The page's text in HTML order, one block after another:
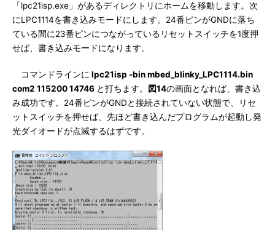
「lpc21isp.exe」があるディレクトリにホームを移動します。次
にLPC1114を書き込みモードにします。24番ピンがGNDに落ち
ている間に23番ピンにつながっているリセットスイッチを1度押
せば、書き込みモードになります。
コマンドラインに lpc21isp -bin mbed_blinky_LPC1114.bin
com2 115200 14746 と打ちます。 図14の画面となれば、書き込
み成功です。24番ピンがGNDと接続されていない状態で、リセ
ットスイッチを押せば、先ほど書き込んだプログラムが起動し発
光ダイオードが点滅するはずです。